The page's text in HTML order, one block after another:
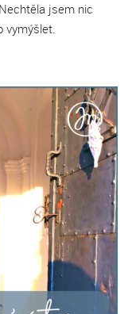
jsem nic
vymýšlet.